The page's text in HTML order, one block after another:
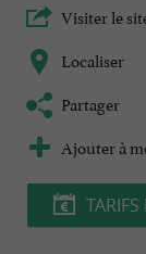
Visiter le
Localiser
Partager
Ajouter à
TARIFS